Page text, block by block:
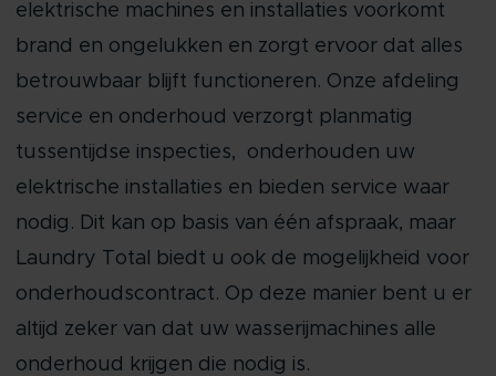
elektrische machines en installaties voorkomt
brand en ongelukken en zorgt ervoor dat alles
betrouwbaar blijft functioneren. Onze afdeling
service en onderhoud verzorgt planmatig
tussentijdse inspecties, onderhouden uw
elektrische installaties en bieden service waar
nodig. Dit kan op basis van één afspraak, maar
Laundry Total biedt u ook de mogelijkheid voor
onderhoudscontract. Op deze manier bent u er
altijd zeker van dat uw wasserijmachines alle
onderhoud krijgen die nodig is.